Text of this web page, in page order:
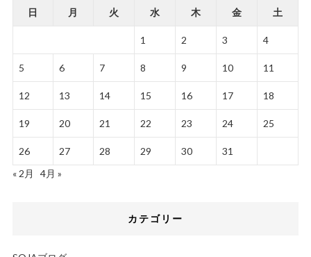
日
月 火 水 木 金 土
1 2 3 4
5 6 7 8 9 10 11
12 13 14 15 16 17 18
19 20 21 22 23 24 25
26 27 28 29 30
31
« 2月
4月 »
カテゴリー